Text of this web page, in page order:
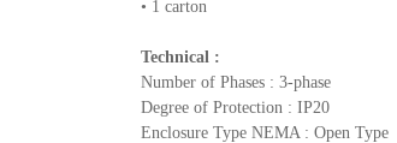
• 1 carton
Technical :
Number of Phases : 3-phase
Degree of Protection : IP20
Enclosure Type NEMA : Open Type